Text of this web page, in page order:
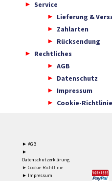
Service
Lieferung &
Zahlarten
Rücksendung
Rechtliches
AGB
Datenschutz
Impressum
Cookie-Richtlinie
► AGB
►
Datenschutzerklärung
► Cookie-Richtlinie
► Impressum